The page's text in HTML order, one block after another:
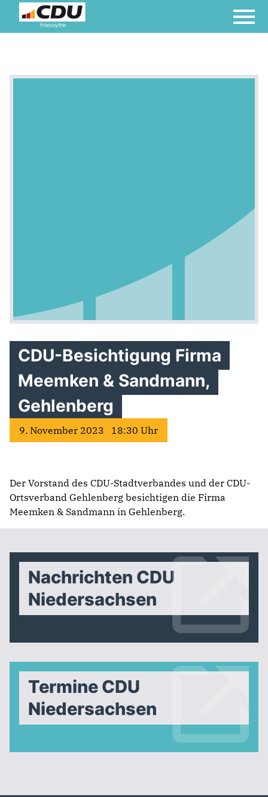
Friesoythe
CDU-Besichtigung Firma
Meemken & Sandmann,
Gehlenberg
9. November 2023 18:30 Uhr
Der Vorstand des CDU-Stadtverbandes und der CDU-
Ortsverband Gehlenberg besichtigen die Firma
Meemken & Sandmann in Gehlenberg.
Nachrichten CDU
Niedersachsen
Termine CDU
Niedersachsen